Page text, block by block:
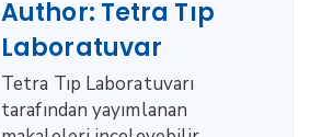
Author: Tetra Tıp
Laboratuvar
Tetra Tıp Laboratuvarı
tarafından yayımlanan